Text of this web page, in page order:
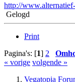
http://
Gelogd
Print
Pagina's: [1] 2
« vorige volgende »
Vegatopia